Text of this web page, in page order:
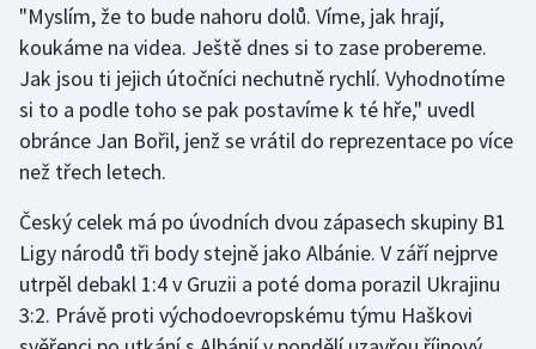
Stolní tenis
Triatlon
Veslování
Volejbal
Ostatní
"Myslím, že to bude nahoru dolů. Víme, jak hrají,
koukáme na videa. Ještě dnes si to zase probereme.
Jak jsou ti jejich útočníci nechutně rychlí. Vyhodnotíme
si to a podle toho se pak postavíme k té hře," uvedl
obránce Jan Bořil, jenž se vrátil do reprezentace po více
než třech letech.
Český celek má po úvodních dvou zápasech skupiny B1
Ligy národů tři body stejně jako Albánie. V září nejprve
utrpěl debakl 1:4 v Gruzii a poté doma porazil Ukrajinu
3:2. Právě proti východoevropskému týmu Haškovi